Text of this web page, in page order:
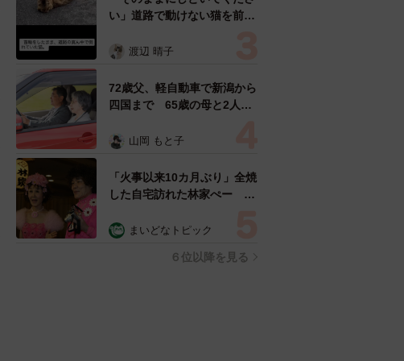
い」道路で動けない猫を前に
ようとした4日間 「命の重
表の訴え
渡辺 晴子
72歳父、軽自動車で新潟から
四国まで 65歳の母と2人で
憩まで分刻み… 「大学生で
山岡 もと子
「火事以来10カ月ぶり」全焼
した自宅訪れた林家ぺー 内
ン状態の部屋に呆然
まいどなトピック
６位以降を見る